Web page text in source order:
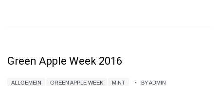
Green Apple Week 2016
ALLGEMEIN GREEN APPLE WEEK MINT BY ADMIN